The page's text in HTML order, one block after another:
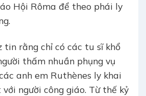
Hội Rôma để theo phái ly
tin rằng chỉ có các tu sĩ khổ
thấm nhuần phụng vụ
anh em Ruthènes ly khai
người công giáo. Từ thế kỷ